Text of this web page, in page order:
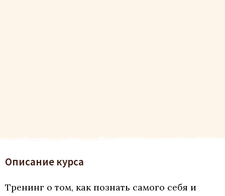
Описание курса
Тренинг о том, как познать самого себя и